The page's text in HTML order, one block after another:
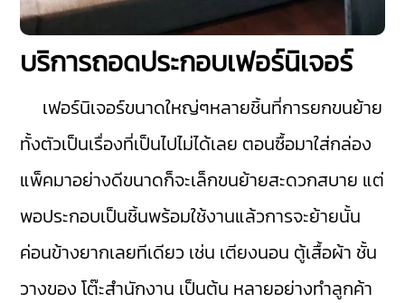
บริการถอดประกอบเฟอร์นิเจอร์
เฟอร์นิเจอร์ขนาดใหญ่ๆหลายชิ้นที่การยกขนย้าย
ทั้งตัวเป็นเรื่องที่เป็นไปไม่ได้เลย ตอนซื้อมาใส่กล่อง
แพ็คมาอย่างดีขนาดก็จะเล็กขนย้ายสะดวกสบาย แต่
พอประกอบเป็นชิ้นพร้อมใช้งานแล้วการจะย้ายนั้น
ค่อนข้างยากเลยทีเดียว เช่น เตียงนอน ตู้เสื้อผ้า ชั้น
วางของ โต๊ะสำนักงาน เป็นต้น หลายอย่างทำลูกค้า